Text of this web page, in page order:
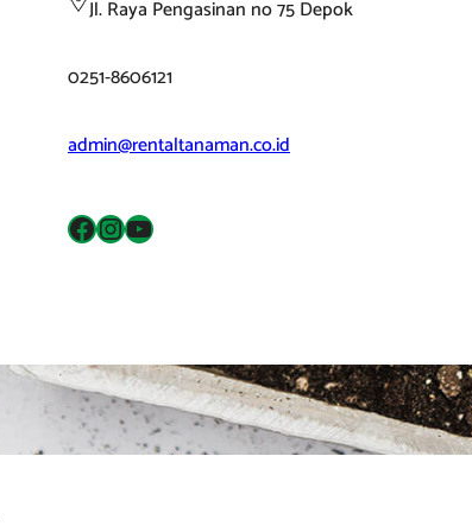
Jl. Raya Pengasinan no 75 Depok
0251-8606121
admin@rentaltanaman.co.id
Facebook InstagramYouTube